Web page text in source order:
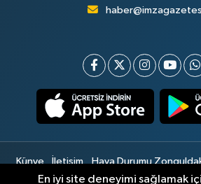
Künye İletişim Hava Durumu
Gizlilik Sözleşmesi
Hizmet
En iyi site deneyimi sağlamak